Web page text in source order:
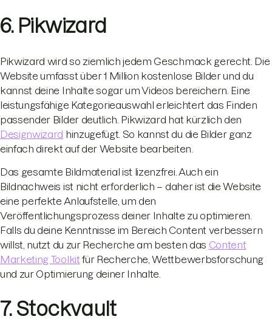
6. Pikwizard
Pikwizard wird so ziemlich jedem Geschmack gerecht. Die
Website umfasst über 1 Million kostenlose Bilder und du
kannst deine Inhalte sogar um Videos bereichern. Eine
leistungsfähige Kategorieauswahl erleichtert das Finden
passender Bilder deutlich. Pikwizard hat kürzlich den
Designwizard hinzugefügt. So kannst du die Bilder ganz
einfach direkt auf der Website bearbeiten.
Das gesamte Bildmaterial ist lizenzfrei. Auch ein
Bildnachweis ist nicht erforderlich – daher ist die Website
eine perfekte Anlaufstelle, um den
Veröffentlichungsprozess deiner Inhalte zu optimieren.
Falls du deine Kenntnisse im Bereich Content verbessern
willst, nutzt du zur Recherche am besten das Content
Marketing Toolkit für Recherche, Wettbewerbsforschung
und zur Optimierung deiner Inhalte.
7. Stockvault